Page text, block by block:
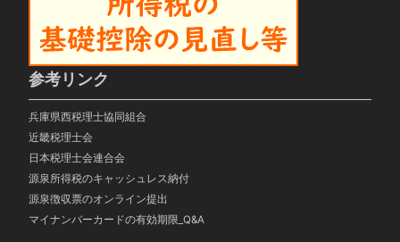
参考リンク
兵庫県西税理士協同組合
近畿税理士会
日本税理士会連合会
源泉所得税のキャッシュレス納付
源泉徴収票のオンライン提出
マイナンバーカードの有効期限_Q&A